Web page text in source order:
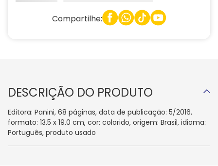
Compartilhe:
DESCRIÇÃO DO PRODUTO
Editora: Panini, 68 páginas, data de publicação: 5/2016,
formato: 13.5 x 19.0 cm, cor: colorido, origem: Brasil, idioma:
Português, produto usado